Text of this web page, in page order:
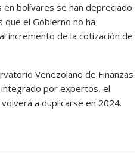
bolívares se han depreciado
que el Gobierno no ha
incremento de la cotización de
Venezolano de Finanzas
por expertos, el
a duplicarse en 2024.